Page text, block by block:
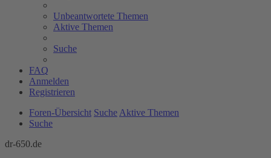
Unbeantwortete Themen
Aktive Themen
Suche
FAQ
Anmelden
Registrieren
Foren-Übersicht Suche Aktive Themen
Suche
dr-650.de